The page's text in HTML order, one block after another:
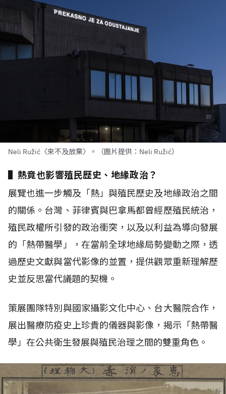
Neli Ružić〈來不及放棄〉。（圖片提供：Neli Ružić）
▌熱竟也影響殖民歷史、地緣政治？
展覽也進一步觸及「熱」與殖民歷史及地緣政治之間
的關係。台灣、菲律賓與巴拿馬都曾經歷殖民統治，
殖民政權所引發的政治衝突，以及以利益為導向發展
的「熱帶醫學」，在當前全球地緣局勢變動之際，透
過歷史文獻與當代影像的並置，提供觀眾重新理解歷
史並反思當代議題的契機。
策展團隊特別與國家攝影文化中心、台大醫院合作，
展出醫療防疫史上珍貴的儀器與影像，揭示「熱帶醫
學」在公共衛生發展與殖民治理之間的雙重角色。